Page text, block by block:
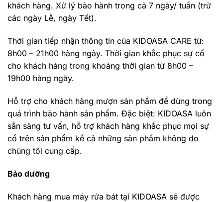
khách hàng. Xử lý bảo hành trong cả 7 ngày/ tuần (trừ
các ngày Lễ, ngày Tết).
Thời gian tiếp nhận thông tin của KIDOASA CARE từ:
8h00 – 21h00 hàng ngày. Thời gian khắc phục sự cố
cho khách hàng trong khoảng thời gian từ 8h00 –
19h00 hàng ngày.
Hỗ trợ cho khách hàng mượn sản phẩm để dùng trong
quá trình bảo hành sản phẩm. Đặc biệt: KIDOASA luôn
sẵn sàng tư vấn, hỗ trợ khách hàng khắc phục mọi sự
cố trên sản phẩm kể cả những sản phẩm không do
chúng tôi cung cấp.
Bảo dưỡng
Khách hàng mua máy rửa bát tại KIDOASA sẽ được